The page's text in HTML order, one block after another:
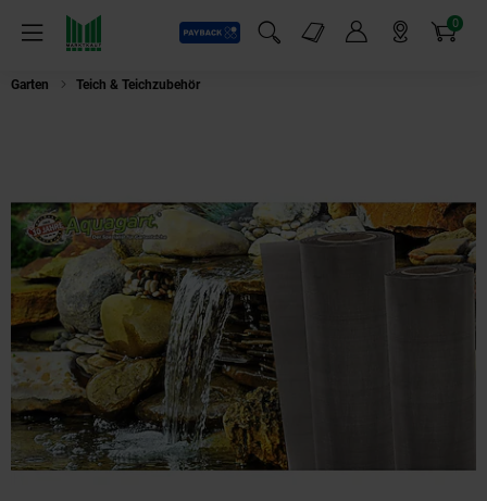
Menü
Payback
Suchfeld einblenden
Markt-Angebote 0
Artikel
Garten Teich & Teichzubehör